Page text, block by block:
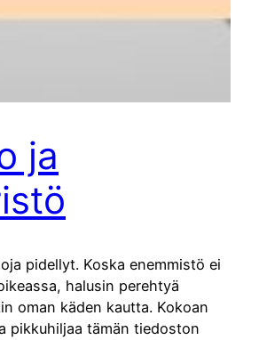
ja
pidellyt. Koska enemmistö ei
halusin perehtyä
oman käden kautta. Kokoan
pikkuhiljaa tämän tiedoston